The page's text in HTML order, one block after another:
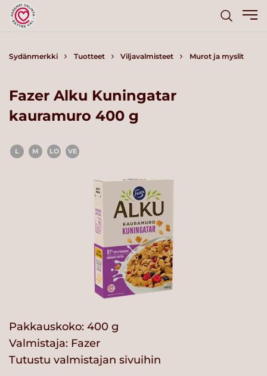
Sydänmerkki Tuotteet Viljavalmisteet Murot ja myslit
Fazer Alku Kuningatar
kauramuro 400 g
L M LO VE
Pakkauskoko: 400 g
Valmistaja: Fazer
Tutustu valmistajan sivuihin